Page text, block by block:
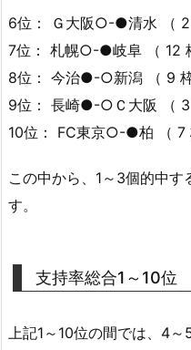
6位： Ｇ大阪○-●清水 （ 2
7位： 札幌○-●岐阜 （ 12
8位： 今治●-○新潟 （ 9 枠
9位： 長崎●-○Ｃ大阪 （ 3
10位： FC東京○-●柏 （ 7
この中から、1～3個的中
す。
支持率総合1～10位
上記1～10位の間では、4